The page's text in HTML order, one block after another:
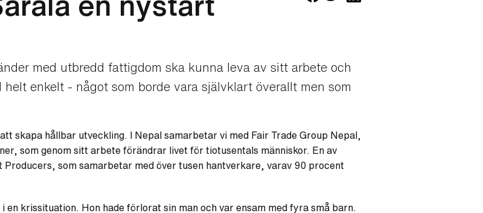
med utbredd fattigdom ska kunna leva av sitt arbete och
enkelt - något som borde vara självklart överallt men som
skapa hållbar utveckling. I Nepal samarbetar vi med Fair Trade Group Nepal,
som genom sitt arbete förändrar livet för tiotusentals människor. En av
som samarbetar med över tusen hantverkare, varav 90 procent
en krissituation. Hon hade förlorat sin man och var ensam med fyra små barn.